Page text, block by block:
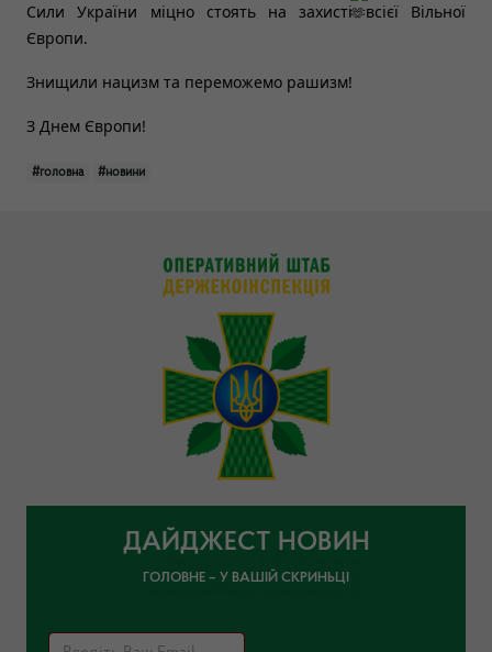
Сили України міцно стоять на захисті всієї Вільної
Європи.
Знищили нацизм та переможемо рашизм!
З Днем Європи!
#головна #новини
ДАЙДЖЕСТ НОВИН
ГОЛОВНЕ – У ВАШІЙ СКРИНЬЦІ